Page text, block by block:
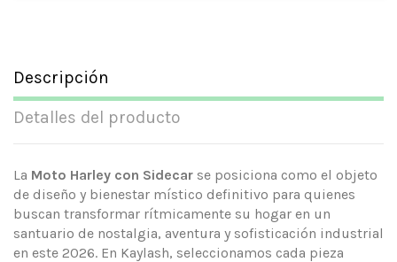
Descripción
Detalles del producto
La Moto Harley con Sidecar se posiciona como el objeto
de diseño y bienestar místico definitivo para quienes
buscan transformar rítmicamente su hogar en un
santuario de nostalgia, aventura y sofisticación industrial
en este 2026. En Kaylash, seleccionamos cada pieza